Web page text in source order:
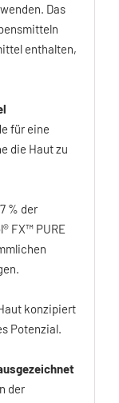
Das
enthalten,
für eine
die Haut zu
% der
FX™ PURE
konzipiert
Potenzial.
der